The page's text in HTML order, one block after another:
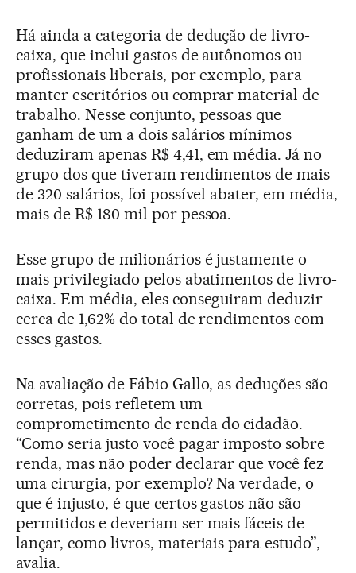
Há ainda a categoria de dedução de livro-
caixa, que inclui gastos de autônomos ou
profissionais liberais, por exemplo, para
manter escritórios ou comprar material de
trabalho. Nesse conjunto, pessoas que
ganham de um a dois salários mínimos
deduziram apenas R$ 4,41, em média. Já no
grupo dos que tiveram rendimentos de mais
de 320 salários, foi possível abater, em média,
mais de R$ 180 mil por pessoa.
Esse grupo de milionários é justamente o
mais privilegiado pelos abatimentos de livro-
caixa. Em média, eles conseguiram deduzir
cerca de 1,62% do total de rendimentos com
esses gastos.
Na avaliação de Fábio Gallo, as deduções são
corretas, pois refletem um
comprometimento de renda do cidadão.
“Como seria justo você pagar imposto sobre
renda, mas não poder declarar que você fez
uma cirurgia, por exemplo? Na verdade, o
que é injusto, é que certos gastos não são
permitidos e deveriam ser mais fáceis de
lançar, como livros, materiais para estudo”,
avalia.